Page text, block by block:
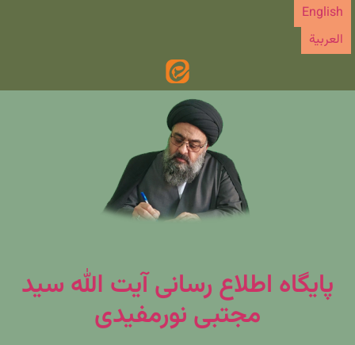
پرش
محتوا
English
العربیة
پایگاه اطلاع رسانی آیت الله سید
مجتبی نورمفیدی